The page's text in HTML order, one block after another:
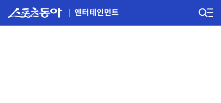
엔터테인먼트